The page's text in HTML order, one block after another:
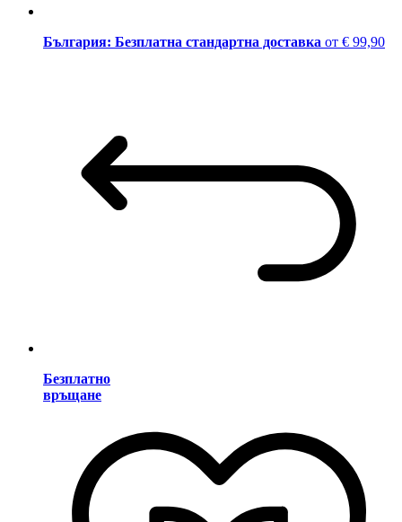
България: Безплатна стандартна доставка от € 99,90
Безплатно
връщане